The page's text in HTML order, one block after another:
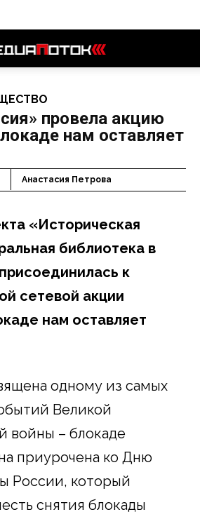
провела акцию
нам оставляет
Анастасия Петрова
«Историческая
библиотека в
к
сетевой акции
нам оставляет
одному из самых
Великой
войны – блокаде
приурочена ко Дню
России, который
снятия блокады